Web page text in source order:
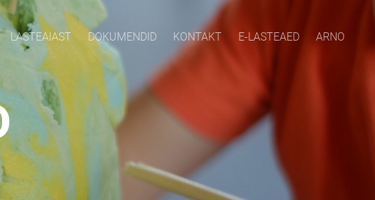
LASTEAIAST DOKUMENDID KONTAKT E-LASTEAED ARNO